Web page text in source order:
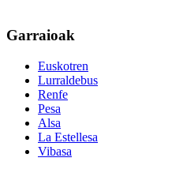
Garraioak
Euskotren
Lurraldebus
Renfe
Pesa
Alsa
La Estellesa
Vibasa